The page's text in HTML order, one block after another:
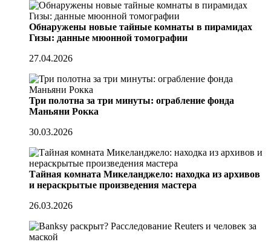
Обнаружены новые тайные комнаты в пирамидах
Гизы: данные мюонной томографии
27.04.2026
Три полотна за три минуты: ограбление фонда
Маньяни Рокка
30.03.2026
Тайная комната Микеланджело: находка из архивов
и нераскрытые произведения мастера
26.03.2026